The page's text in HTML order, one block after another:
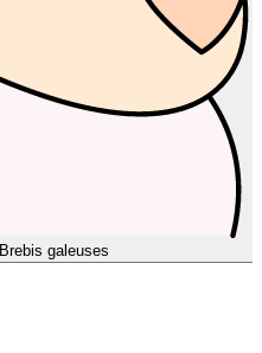
Brebis galeuses